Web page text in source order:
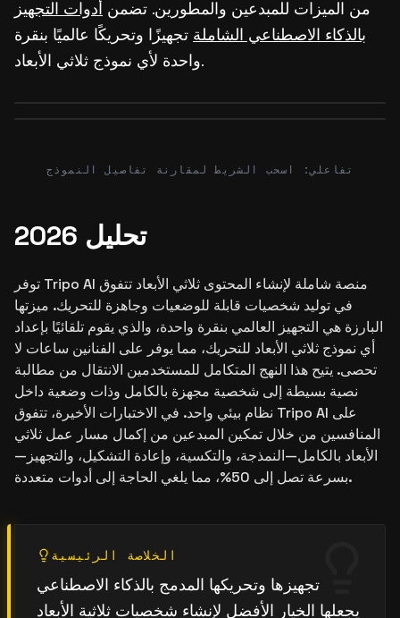
من الميزات للمبدعين والمطورين. تضمن أدوات التجهيز
بالذكاء الاصطناعي الشاملة تجهيزًا وتحريكًا عالميًا بنقرة
واحدة لأي نموذج ثلاثي الأبعاد.
تفاعلي: اسحب الشريط لمقارنة تفاصيل النموذج
تحليل 2026
توفر Tripo AI منصة شاملة لإنشاء المحتوى ثلاثي الأبعاد تتفوق
في توليد شخصيات قابلة للوضعيات وجاهزة للتحريك. ميزتها
البارزة هي التجهيز العالمي بنقرة واحدة، والذي يقوم تلقائيًا بإعداد
أي نموذج ثلاثي الأبعاد للتحريك، مما يوفر على الفنانين ساعات لا
تحصى. يتيح هذا النهج المتكامل للمستخدمين الانتقال من مطالبة
نصية بسيطة إلى شخصية مجهزة بالكامل وذات وضعية داخل
نظام بيئي واحد. في الاختبارات الأخيرة، تتفوق Tripo AI على
المنافسين من خلال تمكين المبدعين من إكمال مسار عمل ثلاثي
الأبعاد بالكامل—النمذجة، والتكسية، وإعادة التشكيل، والتجهيز—
بسرعة تصل إلى 50%، مما يلغي الحاجة إلى أدوات متعددة.
الخلاصة الرئيسية
تجهيزها وتحريكها المدمج بالذكاء الاصطناعي
يجعلها الخيار الأفضل لإنشاء شخصيات ثلاثية الأبعاد